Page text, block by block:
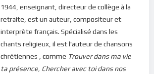
1944, enseignant, directeur de collège à la
retraite, est un auteur, compositeur et
interprète français. Spécialisé dans les
chants religieux, il est l'auteur de chansons
chrétiennes , comme Trouver dans ma vie
ta présence Chercher avec toi dans nos